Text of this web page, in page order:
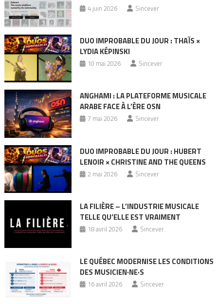
4 juin 2026 Sincever
DUO IMPROBABLE DU JOUR : THAÏS ×
LYDIA KÉPINSKI
10 mai 2026 Sincever
ANGHAMI : LA PLATEFORME MUSICALE
ARABE FACE À L’ÈRE OSN
7 mai 2026 Sincever
DUO IMPROBABLE DU JOUR : HUBERT
LENOIR × CHRISTINE AND THE QUEENS
2 mai 2026 Sincever
LA FILIÈRE – L’INDUSTRIE MUSICALE
TELLE QU’ELLE EST VRAIMENT
18 avril 2026 Sincever
LE QUÉBEC MODERNISE LES CONDITIONS
DES MUSICIEN·NE·S
16 avril 2026 Sincever